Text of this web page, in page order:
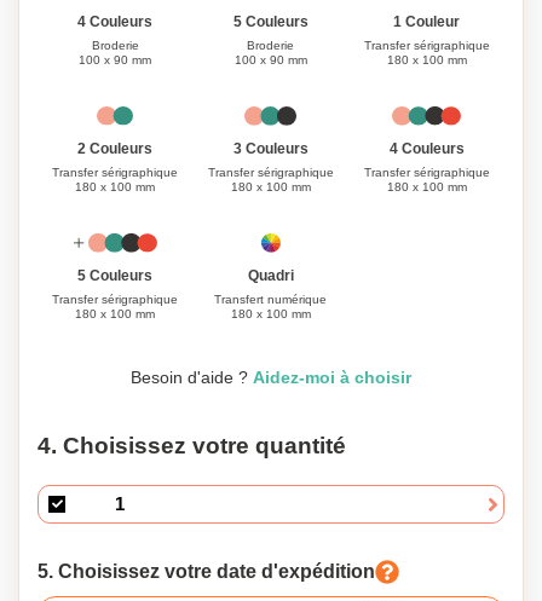
4 Couleurs
Broderie
100 x 90 mm
5 Couleurs
Broderie
100 x 90 mm
1 Couleur
Transfer sérigraphique
180 x 100 mm
2 Couleurs
Transfer sérigraphique
180 x 100 mm
3 Couleurs
Transfer sérigraphique
180 x 100 mm
4 Couleurs
Transfer sérigraphique
180 x 100 mm
5 Couleurs
Transfer sérigraphique
180 x 100 mm
Quadri
Transfert numérique
180 x 100 mm
Besoin d'aide ? Aidez-moi à choisir
4. Choisissez votre quantité
5. Choisissez votre date d'expédition